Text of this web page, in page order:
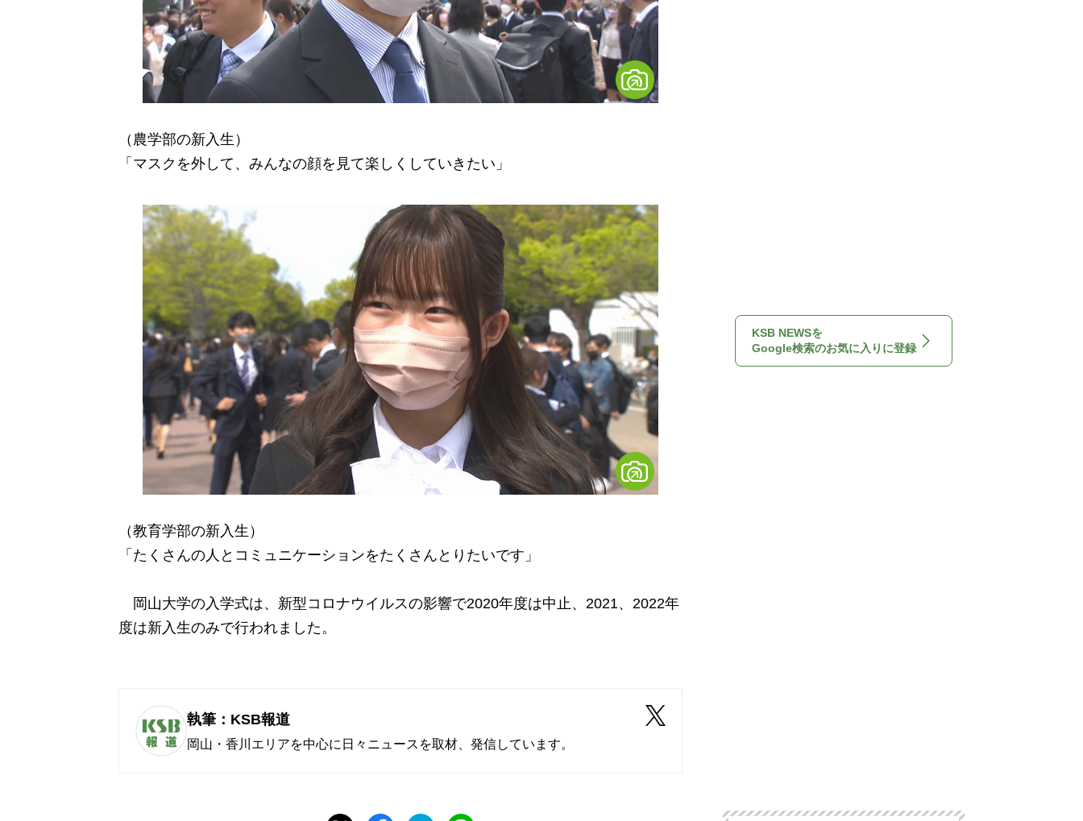
（農学部の新入生）
「マスクを外して、みんなの顔を見て楽しくしていきたい」
（教育学部の新入生）
「たくさんの人とコミュニケーションをたくさんとりたいです」
岡山大学の入学式は、新型コロナウイルスの影響で2020年度は中止、2021、2022年
度は新入生のみで行われました。
執筆：KSB報道
岡山・香川エリアを中心に日々ニュースを取材、発信しています。
KSB NEWSを
Google検索のお気に入りに登録